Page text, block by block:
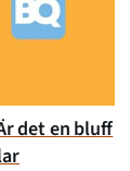
det en bluff